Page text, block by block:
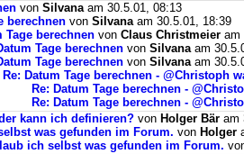
von Silvanaam 30.5.01, 08:13
berechnen von Silvanaam 30.5.01, 18:39
Tage berechnen von Claus Christmeier am
Tage berechnen von Silvanaam
Tage berechnen von Silvanaam
Re: Datum Tage berechnen - @Christoph
Re: Datum Tage berechnen -
Re: Datum Tage berechnen -
kann ich definieren? von Holger Bär am
was gefunden im Forum. von Holger
ich selbst was gefunden im Forum.